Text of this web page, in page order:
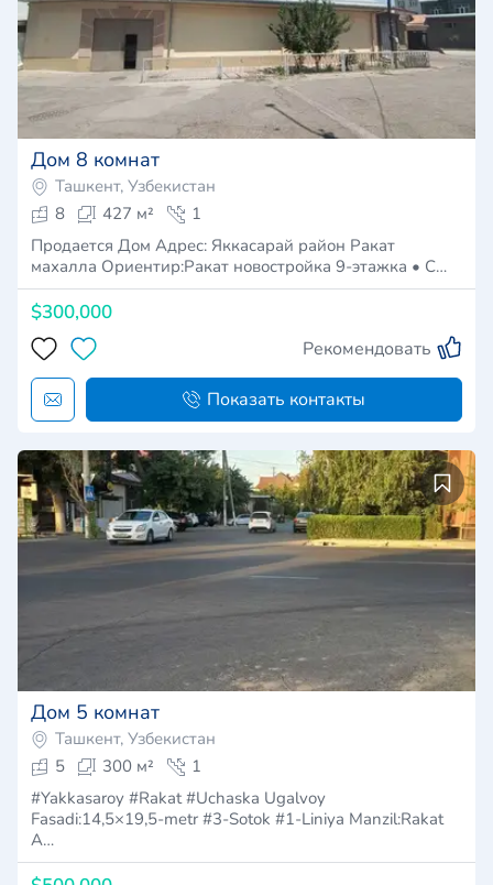
Дом 8 комнат
Ташкент, Узбекистан
8
427 м²
1
Продается Дом Адрес: Яккасарай район Ракат
махалла Ориентир:Ракат новостройка 9-этажка • С…
$300,000
Рекомендовать
Показать контакты
Дом 5 комнат
Ташкент, Узбекистан
5
300 м²
1
#Yakkasaroy #Rakat #Uchaska Ugalvoy
Fasadi:14,5×19,5-metr #3-Sotok #1-Liniya Manzil:Rakat
A…